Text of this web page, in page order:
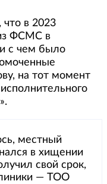
что в 2023
ФСМС в
с чем было
на тот момент
местный
в хищении
свой срок,
— ТОО